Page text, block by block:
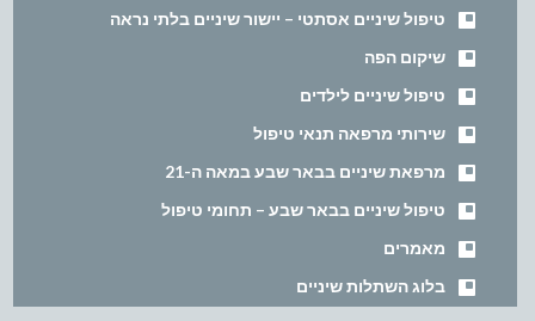
טיפול שיניים אסתטי – יישור שיניים בלתי נראה
שיקום הפה
טיפול שיניים לילדים
שירותי מרפאה תנאי טיפול
מרפאת שיניים בבאר שבע במאה ה-21
טיפול שיניים בבאר שבע – תחומי טיפול
מאמרים
בלוג השתלות שיניים